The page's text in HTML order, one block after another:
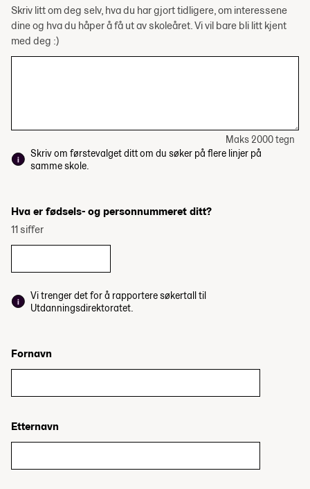
Skriv litt om deg selv, hva du har gjort tidligere, om interessene
dine og hva du håper å få ut av skoleåret. Vi vil bare bli litt kjent
med deg :)
Maks 2000 tegn
Skriv om førstevalget ditt om du søker på flere linjer på
samme skole.
Hva er fødsels- og personnummeret ditt?
11 siffer
Vi trenger det for å rapportere søkertall til
Utdanningsdirektoratet.
Fornavn
Etternavn